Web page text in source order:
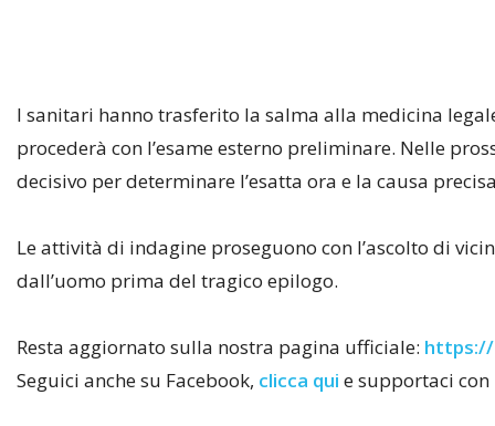
I sanitari hanno trasferito la salma alla medicina
procederà con l’esame esterno preliminare. Nelle
decisivo per determinare l’esatta ora e la causa
Le attività di indagine proseguono con l’ascolto di
dall’uomo prima del tragico epilogo.
Resta aggiornato sulla nostra pagina ufficiale:
Seguici anche su Facebook, clicca qui e supportaci con